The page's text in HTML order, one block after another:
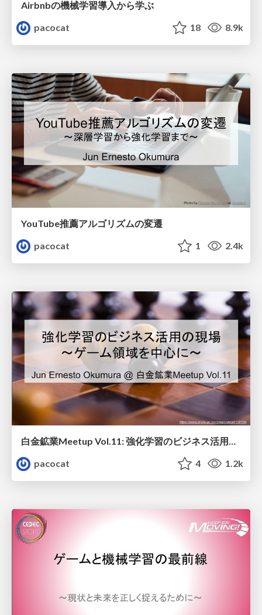
Airbnbの機械学習導入から学ぶ
pacocat
18 8.9k
YouTube推薦アルゴリズムの変遷
pacocat
1 2.4k
白金鉱業Meetup Vol.11: 強化学習のビジネス活用の現場
pacocat
4 1.2k